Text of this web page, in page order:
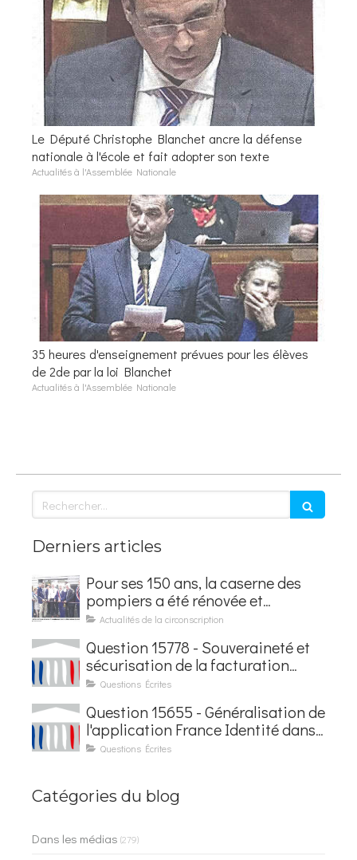
Le Député Christophe Blanchet ancre la défense
nationale à l'école et fait adopter son texte
Actualités à l'Assemblée Nationale
35 heures d'enseignement prévues pour les élèves
de 2de par la loi Blanchet
Actualités à l'Assemblée Nationale
Rechercher
Derniers articles
Pour ses 150 ans, la caserne des
pompiers a été rénovée et
baptisée au nom d'Hubert
Actualités de la circonscription
Question 15778 - Souveraineté et
sécurisation de la facturation
électronique
Questions Écrites
Question 15655 - Généralisation de
l'application France Identité dans
les contrôles du quotidien
Questions Écrites
Catégories du blog
Dans les médias (279)